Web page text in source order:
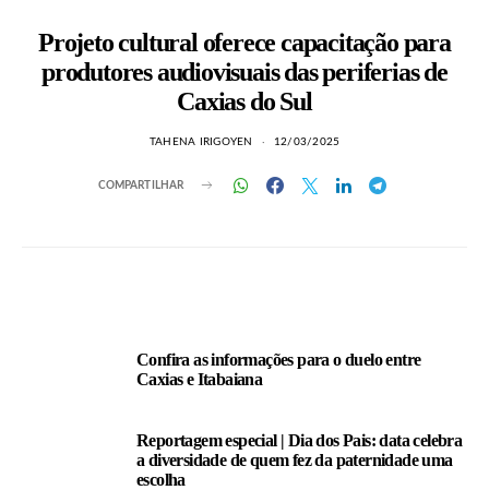
Projeto cultural oferece capacitação para
produtores audiovisuais das periferias de
Caxias do Sul
TAHENA IRIGOYEN 12/03/2025
COMPARTILHAR
Confira as informações para o duelo entre
Caxias e Itabaiana
Reportagem especial | Dia dos Pais: data celebra
a diversidade de quem fez da paternidade uma
escolha